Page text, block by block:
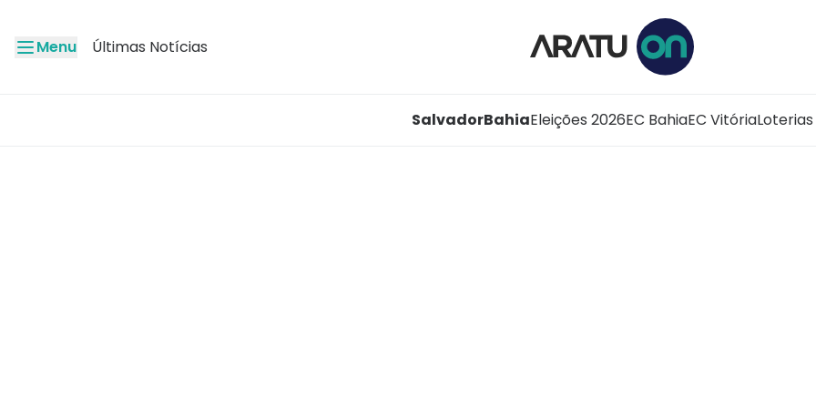
Menu Últimas Notícias
SalvadorBahiaEleições 2026EC BahiaEC VitóriaLoterias